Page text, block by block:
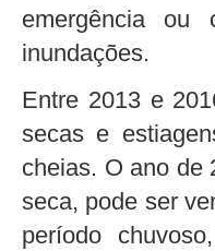
emergência ou
inundações.
Entre 2013 e
secas e
cheias. O ano de
seca, pode ser
período